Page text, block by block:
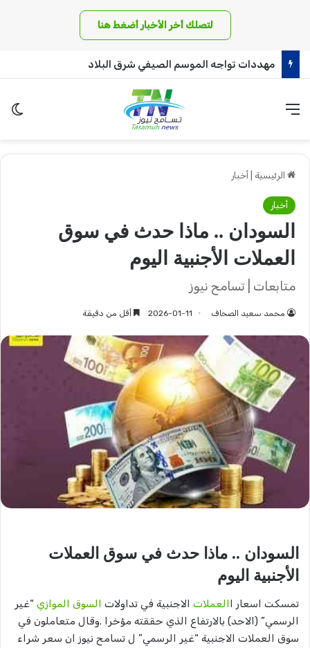
لتصلك أخر الأخبار أضغط هنا
مهددات تواجه الموسم الصيفي شرق البلاد
القائمة
الرئيسية أخبار
أخبار
السودان .. ماذا حدث في سوق
العملات الأجنبية اليوم
متابعات | تسامح نيوز
محمد سعيد الصحاف 2026-01-11 أقل من دقيقة
السودان .. ماذا حدث في سوق العملات
الأجنبية اليوم
تمسكت اسعار االعملات الاجنبية في تداولات السوق الموازي “غير
الرسمي” (الاحد) بالارتفاع الذي حققته مؤخرا .وقال متعاملون في
سوق العملات الاجنبية “غير الرسمي” ل تسامح نيوز ان سعر شراء